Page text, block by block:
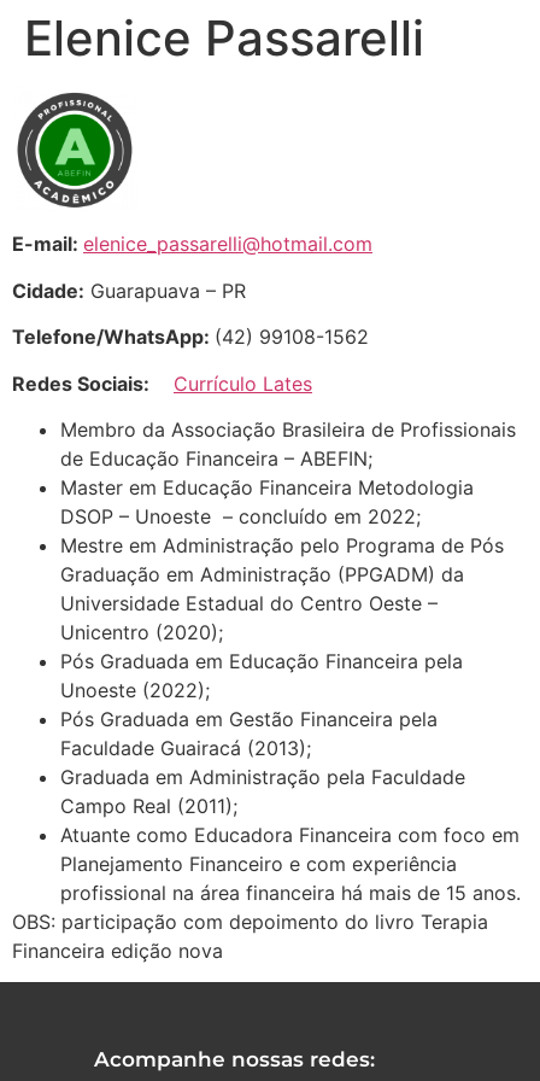
Elenice Passarelli
E-mail: elenice_passarelli@hotmail.com
Cidade: Guarapuava – PR
Telefone/WhatsApp: (42) 99108-1562
Redes Sociais: Currículo Lates
Membro da Associação Brasileira de Profissionais
de Educação Financeira – ABEFIN;
Master em Educação Financeira Metodologia
DSOP – Unoeste – concluído em 2022;
Mestre em Administração pelo Programa de Pós
Graduação em Administração (PPGADM) da
Universidade Estadual do Centro Oeste –
Unicentro (2020);
Pós Graduada em Educação Financeira pela
Unoeste (2022);
Pós Graduada em Gestão Financeira pela
Faculdade Guairacá (2013);
Graduada em Administração pela Faculdade
Campo Real (2011);
Atuante como Educadora Financeira com foco em
Planejamento Financeiro e com experiência
profissional na área financeira há mais de 15 anos.
OBS: participação com depoimento do livro Terapia
Financeira edição nova
Acompanhe nossas redes: